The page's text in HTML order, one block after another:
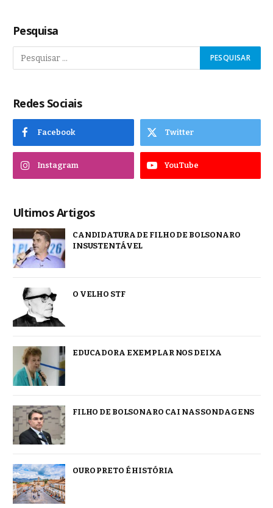
Pesquisa
Redes Sociais
Facebook Twitter
Instagram YouTube
Ultimos Artigos
CANDIDATURA DE FILHO DE BOLSONARO
INSUSTENTÁVEL
O VELHO STF
EDUCADORA EXEMPLAR NOS DEIXA
FILHO DE BOLSONARO CAI NAS SONDAGENS
OURO PRETO É HISTÓRIA